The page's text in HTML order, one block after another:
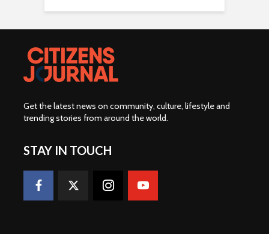
Get the latest news on community, culture, lifestyle and
trending stories from around the world.
STAY IN TOUCH